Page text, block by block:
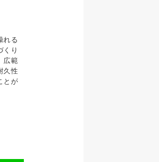
れる
くり
広範
久性
とが